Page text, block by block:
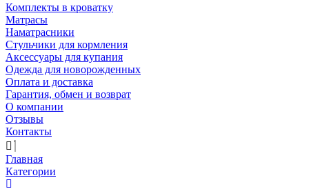
Комплекты в кроватку
Матрасы
Наматрасники
Стульчики для кормления
Аксессуары для купания
Одежда для новорожденных
Оплата и доставка
Гарантия, обмен и возврат
О компании
Отзывы
Контакты
Главная
Категории